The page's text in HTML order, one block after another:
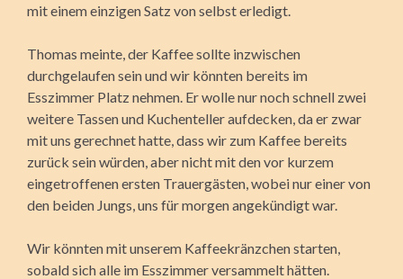
mit einem einzigen Satz von selbst erledigt.
Thomas meinte, der Kaffee sollte inzwischen
durchgelaufen sein und wir könnten bereits im
Esszimmer Platz nehmen. Er wolle nur noch schnell zwei
weitere Tassen und Kuchenteller aufdecken, da er zwar
mit uns gerechnet hatte, dass wir zum Kaffee bereits
zurück sein würden, aber nicht mit den vor kurzem
eingetroffenen ersten Trauergästen, wobei nur einer von
den beiden Jungs, uns für morgen angekündigt war.
Wir könnten mit unserem Kaffeekränzchen starten,
sobald sich alle im Esszimmer versammelt hätten.